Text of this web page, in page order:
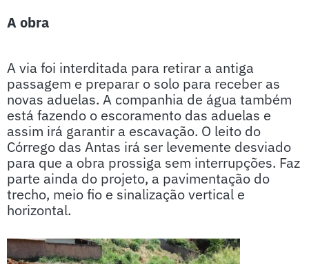
A obra
A via foi interditada para retirar a antiga
passagem e preparar o solo para receber as
novas aduelas. A companhia de água também
está fazendo o escoramento das aduelas e
assim irá garantir a escavação. O leito do
Córrego das Antas irá ser levemente desviado
para que a obra prossiga sem interrupções. Faz
parte ainda do projeto, a pavimentação do
trecho, meio fio e sinalização vertical e
horizontal.